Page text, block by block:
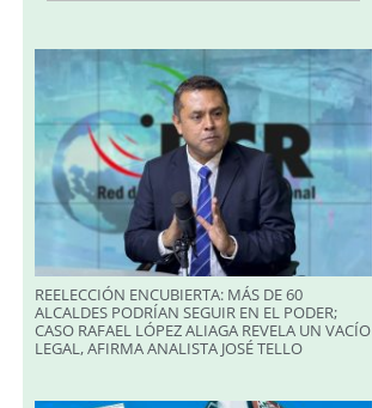
REELECCIÓN ENCUBIERTA: MÁS DE 60
ALCALDES PODRÍAN SEGUIR EN EL PODER;
CASO RAFAEL LÓPEZ ALIAGA REVELA UN VACÍO
LEGAL, AFIRMA ANALISTA JOSÉ TELLO